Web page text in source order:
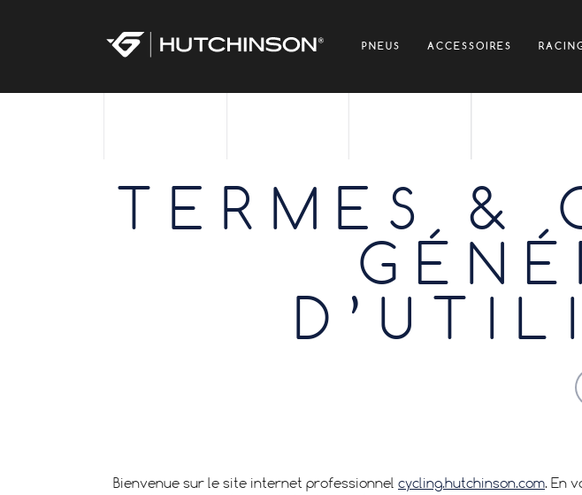
PNEUS ACCESSOIRES
TERMES &
Bienvenue sur le site internet professionnel cycling.hutchinson.com. En